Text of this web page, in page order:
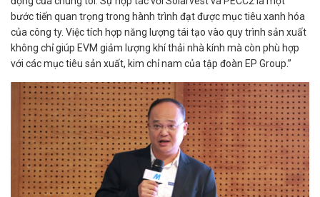
bước tiến quan trọng trong hành trình đạt được mục tiêu xanh hóa
của công ty. Việc tích hợp năng lượng tái tạo vào quy trình sản xuất
không chỉ giúp EVM giảm lượng khí thải nhà kính mà còn phù hợp
với các mục tiêu sản xuất, kim chỉ nam của tập đoàn EP Group.”